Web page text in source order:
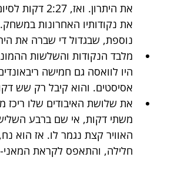
את היתרון. ואז,
נוספת, שבגדול די שברה את
היו לוואסה גם חמישה
אסיסטים. והוא קיבל רק שש
את שלושת האיבודים שלו ריכז
משתי דקות, אי שם ברבע
האוויר קצת נגמר לו. אז הוא
חלילה, והתאפס לקראת המאני-